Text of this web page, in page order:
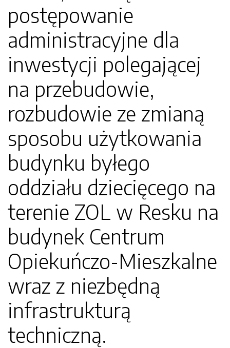
postępowanie
administracyjne dla
inwestycji polegającej
na przebudowie,
rozbudowie ze zmianą
sposobu użytkowania
budynku byłego
oddziału dziecięcego na
terenie ZOL w Resku na
budynek Centrum
Opiekuńczo-Mieszkalne
wraz z niezbędną
infrastrukturą
techniczną.